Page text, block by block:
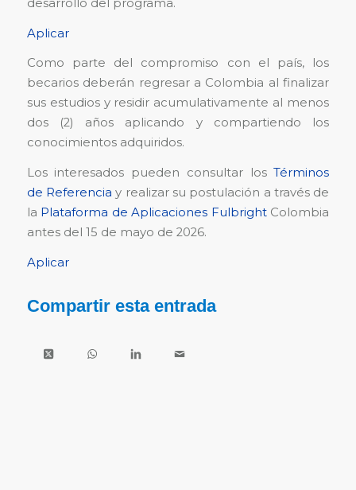
desarrollo del programa.
Aplicar
Como parte del compromiso con el país, los
becarios deberán regresar a Colombia al finalizar
sus estudios y residir acumulativamente al menos
dos (2) años aplicando y compartiendo los
conocimientos adquiridos.
Los interesados pueden consultar losTérminos
de Referencia y realizar su postulación a través de
la Plataforma de Aplicaciones FulbrightColombia
antes del 15 de mayo de 2026.
Aplicar
Compartir esta entrada